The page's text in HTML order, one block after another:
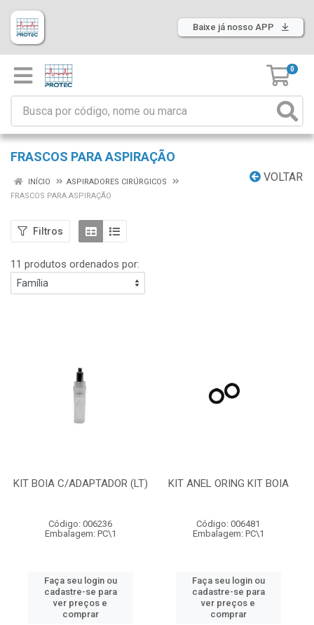
Baixe já nosso APP
0
FRASCOS PARA ASPIRAÇÃO
VOLTAR
INÍCIO
ASPIRADORES CIRÚRGICOS
FRASCOS PARA ASPIRAÇÃO
Filtros
11 produtos ordenados por:
KIT BOIA C/ADAPTADOR (LT)
Código: 006236
Embalagem: PC\1
Faça seu login ou
cadastre-se para
ver preços e
comprar
KIT ANEL ORING KIT BOIA
Código: 006481
Embalagem: PC\1
Faça seu login ou
cadastre-se para
ver preços e
comprar